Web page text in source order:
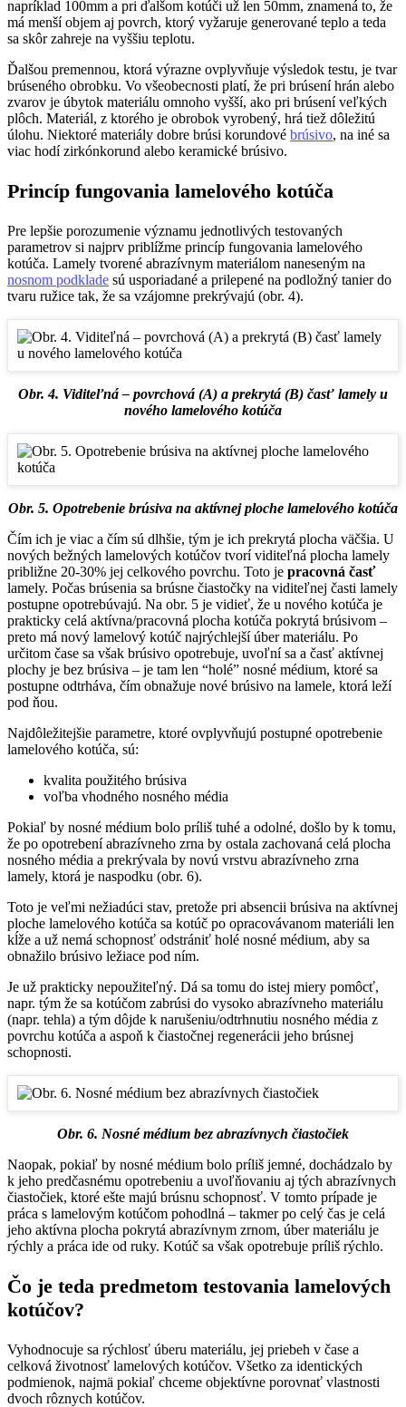
napríklad 100mm a pri ďalšom kotúči už len 50mm, znamená to, že
má menší objem aj povrch, ktorý vyžaruje generované teplo a teda
sa skôr zahreje na vyššiu teplotu.
Ďalšou premennou, ktorá výrazne ovplyvňuje výsledok testu, je tvar
brúseného obrobku. Vo všeobecnosti platí, že pri brúsení hrán alebo
zvarov je úbytok materiálu omnoho vyšší, ako pri brúsení veľkých
plôch. Materiál, z ktorého je obrobok vyrobený, hrá tiež dôležitú
úlohu. Niektoré materiály dobre brúsi korundové brúsivo, na iné sa
viac hodí zirkónkorund alebo keramické brúsivo.
Princíp fungovania lamelového kotúča
Pre lepšie porozumenie významu jednotlivých testovaných
parametrov si najprv priblížme princíp fungovania lamelového
kotúča. Lamely tvorené abrazívnym materiálom naneseným na
nosnom podklade sú usporiadané a prilepené na podložný tanier do
tvaru ružice tak, že sa vzájomne prekrývajú (obr. 4).
Obr. 4. Viditeľná – povrchová (A) a prekrytá (B) časť lamely u
nového lamelového kotúča
Obr. 5. Opotrebenie brúsiva na aktívnej ploche lamelového kotúča
Čím ich je viac a čím sú dlhšie, tým je ich prekrytá plocha väčšia. U
nových bežných lamelových kotúčov tvorí viditeľná plocha lamely
približne 20-30% jej celkového povrchu. Toto je pracovná časť
lamely. Počas brúsenia sa brúsne čiastočky na viditeľnej časti lamely
postupne opotrebúvajú. Na obr. 5 je vidieť, že u nového kotúča je
prakticky celá aktívna/pracovná plocha kotúča pokrytá brúsivom –
preto má nový lamelový kotúč najrýchlejší úber materiálu. Po
určitom čase sa však brúsivo opotrebuje, uvoľní sa a časť aktívnej
plochy je bez brúsiva – je tam len “holé” nosné médium, ktoré sa
postupne odtrháva, čím obnažuje nové brúsivo na lamele, ktorá leží
pod ňou.
Najdôležitejšie parametre, ktoré ovplyvňujú postupné opotrebenie
lamelového kotúča, sú:
kvalita použitého brúsiva
voľba vhodného nosného média
Pokiaľ by nosné médium bolo príliš tuhé a odolné, došlo by k tomu,
že po opotrebení abrazívneho zrna by ostala zachovaná celá plocha
nosného média a prekrývala by novú vrstvu abrazívneho zrna
lamely, ktorá je naspodku (obr. 6).
Toto je veľmi nežiadúci stav, pretože pri absencii brúsiva na aktívnej
ploche lamelového kotúča sa kotúč po opracovávanom materiáli len
kĺže a už nemá schopnosť odstrániť holé nosné médium, aby sa
obnažilo brúsivo ležiace pod ním.
Je už prakticky nepoužiteľný. Dá sa tomu do istej miery pomôcť,
napr. tým že sa kotúčom zabrúsi do vysoko abrazívneho materiálu
(napr. tehla) a tým dôjde k narušeniu/odtrhnutiu nosného média z
povrchu kotúča a aspoň k čiastočnej regenerácii jeho brúsnej
schopnosti.
Obr. 6. Nosné médium bez abrazívnych čiastočiek
Naopak, pokiaľ by nosné médium bolo príliš jemné, dochádzalo by
k jeho predčasnému opotrebeniu a uvoľňovaniu aj tých abrazívnych
čiastočiek, ktoré ešte majú brúsnu schopnosť. V tomto prípade je
práca s lamelovým kotúčom pohodlná – takmer po celý čas je celá
jeho aktívna plocha pokrytá abrazívnym zrnom, úber materiálu je
rýchly a práca ide od ruky. Kotúč sa však opotrebuje príliš rýchlo.
Čo je teda predmetom testovania lamelových
kotúčov?
Vyhodnocuje sa rýchlosť úberu materiálu, jej priebeh v čase a
celková životnosť lamelových kotúčov. Všetko za identických
podmienok, najmä pokiaľ chceme objektívne porovnať vlastnosti
dvoch rôznych kotúčov.